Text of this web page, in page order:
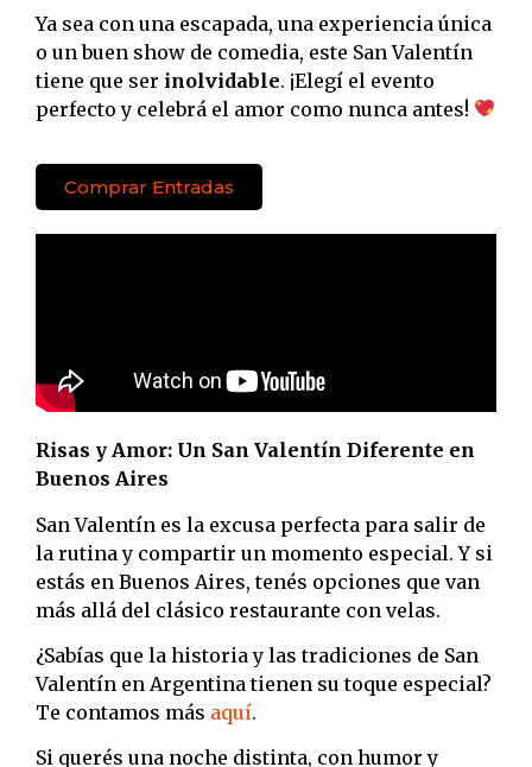
Ya sea con una escapada, una experiencia única
o un buen show de comedia, este San Valentín
tiene que ser inolvidable. ¡Elegí el evento
perfecto y celebrá el amor como nunca antes!
Comprar Entradas
Risas y Amor: Un San Valentín Diferente en
Buenos Aires
San Valentín es la excusa perfecta para salir de
la rutina y compartir un momento especial. Y si
estás en Buenos Aires, tenés opciones que van
más allá del clásico restaurante con velas.
¿Sabías que la historia y las tradiciones de San
Valentín en Argentina tienen su toque especial?
Te contamos más aquí.
Si querés una noche distinta, con humor y